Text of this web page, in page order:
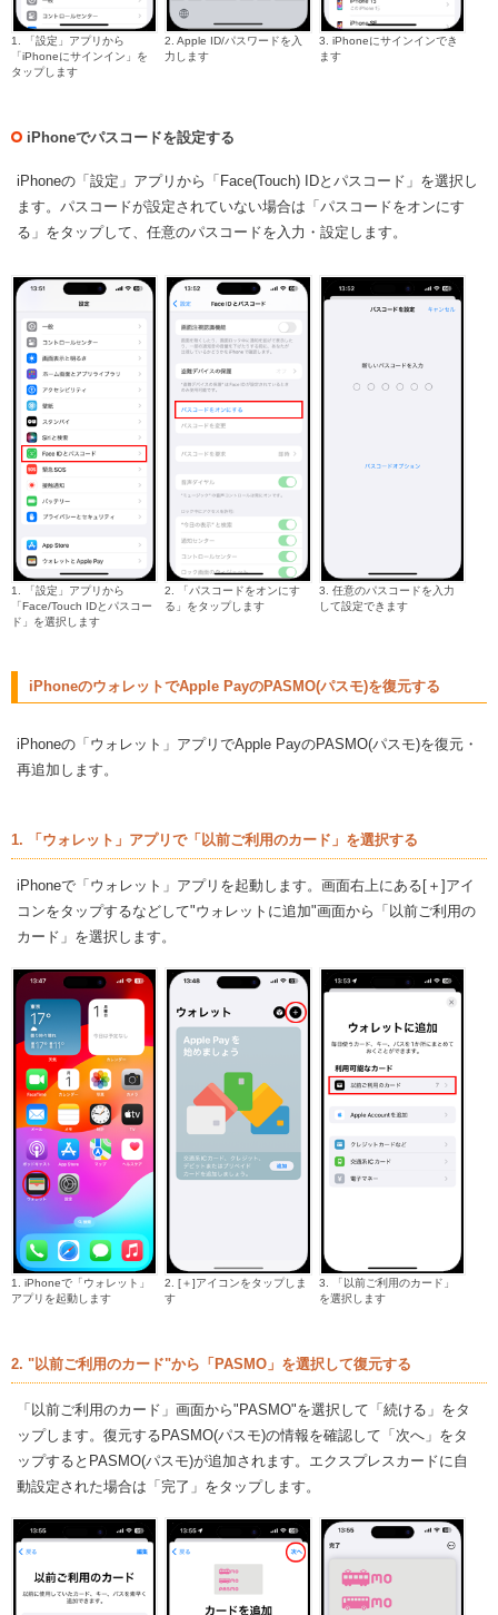
1. 「設定」アプリから
「iPhoneにサインイン」を
タップします
2. Apple ID/パスワードを入
力します
3. iPhoneにサインインでき
ます
iPhoneでパスコードを設定する
iPhoneの「設定」アプリから「Face(Touch) IDとパスコード」を選択し
ます。パスコードが設定されていない場合は「パスコードをオンにす
る」をタップして、任意のパスコードを入力・設定します。
1. 「設定」アプリから
「Face/Touch IDとパスコー
ド」を選択します
2. 「パスコードをオンにす
る」をタップします
3. 任意のパスコードを入力
して設定できます
iPhoneのウォレットでApple PayのPASMO(パスモ)を復元する
iPhoneの「ウォレット」アプリでApple PayのPASMO(パスモ)を復元・
再追加します。
1. 「ウォレット」アプリで「以前ご利用のカード」を選択する
iPhoneで「ウォレット」アプリを起動します。画面右上にある[＋]アイ
コンをタップするなどして"ウォレットに追加"画面から「以前ご利用の
カード」を選択します。
1. iPhoneで「ウォレット」
アプリを起動します
2. [＋]アイコンをタップしま
す
3. 「以前ご利用のカード」
を選択します
2. "以前ご利用のカード"から「PASMO」を選択して復元する
「以前ご利用のカード」画面から"PASMO"を選択して「続ける」をタ
ップします。復元するPASMO(パスモ)の情報を確認して「次へ」をタ
ップするとPASMO(パスモ)が追加されます。エクスプレスカードに自
動設定された場合は「完了」をタップします。